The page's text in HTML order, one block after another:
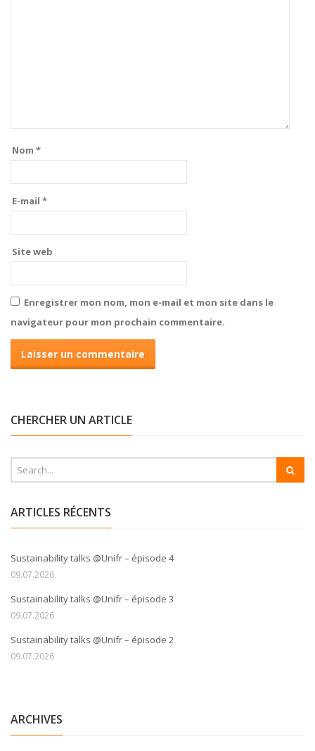
Nom *
E-mail *
Site web
Enregistrer mon nom, mon e-mail et mon site dans le
navigateur pour mon prochain commentaire.
CHERCHER UN ARTICLE
ARTICLES RÉCENTS
Sustainability talks @Unifr – épisode 4
09.07.2026
Sustainability talks @Unifr – épisode 3
09.07.2026
Sustainability talks @Unifr – épisode 2
09.07.2026
ARCHIVES